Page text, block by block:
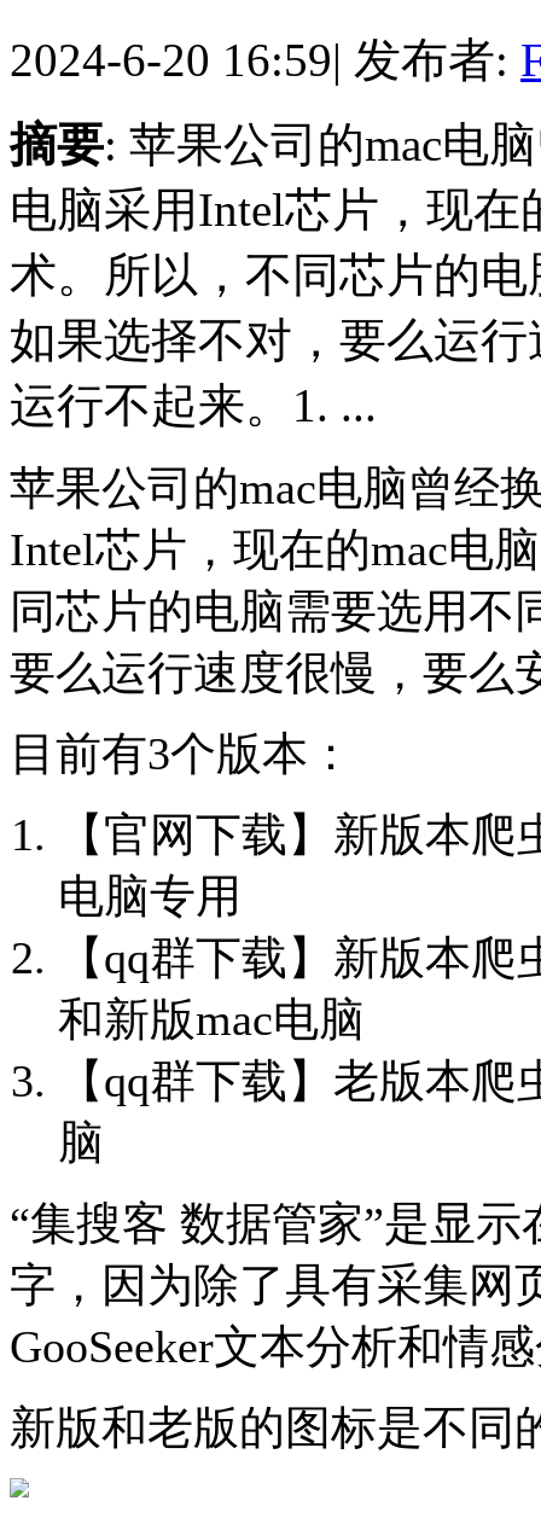
2024-6-20 16:59| 发布者:
摘要: 苹果公司的mac电
电脑采用Intel芯片，现在
术。所以，不同芯片的
如果选择不对，要么运
运行不起来。1. ...
苹果公司的mac电脑曾经
Intel芯片，现在的mac电
同芯片的电脑需要选用不
要么运行速度很慢，要么
目前有3个版本：
【官网下载】新版本
电脑专用
【qq群下载】新版本
和新版mac电脑
【qq群下载】老版本爬
脑
“集搜客 数据管家”是显
字，因为除了具有采集网
GooSeeker文本分析和情
新版和老版的图标是不同